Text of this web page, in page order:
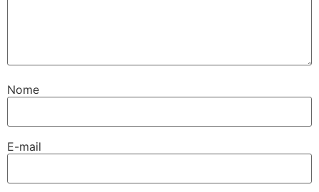
Nome
E-mail